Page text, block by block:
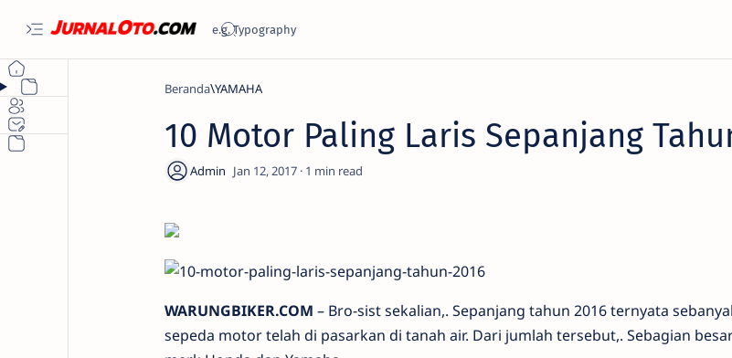
Beranda YAMAHA
10 Motor Paling Laris Sepanjang
1
WARUNGBIKER.COM – Bro-sist sekalian,. Sepanjang tahun 2016 ternyata
sepeda motor telah di pasarkan di tanah air. Dari jumlah tersebut,. Sebagian